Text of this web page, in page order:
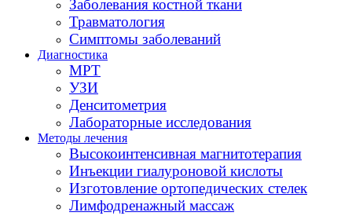
Заболевания костной ткани
Травматология
Симптомы заболеваний
Диагностика
МРТ
УЗИ
Денситометрия
Лабораторные исследования
Методы лечения
Высокоинтенсивная магнитотерапия
Инъекции гиалуроновой кислоты
Изготовление ортопедических стелек
Лимфодренажный массаж